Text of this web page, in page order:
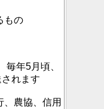
もの
年5月頃、
れます
、農協、信用